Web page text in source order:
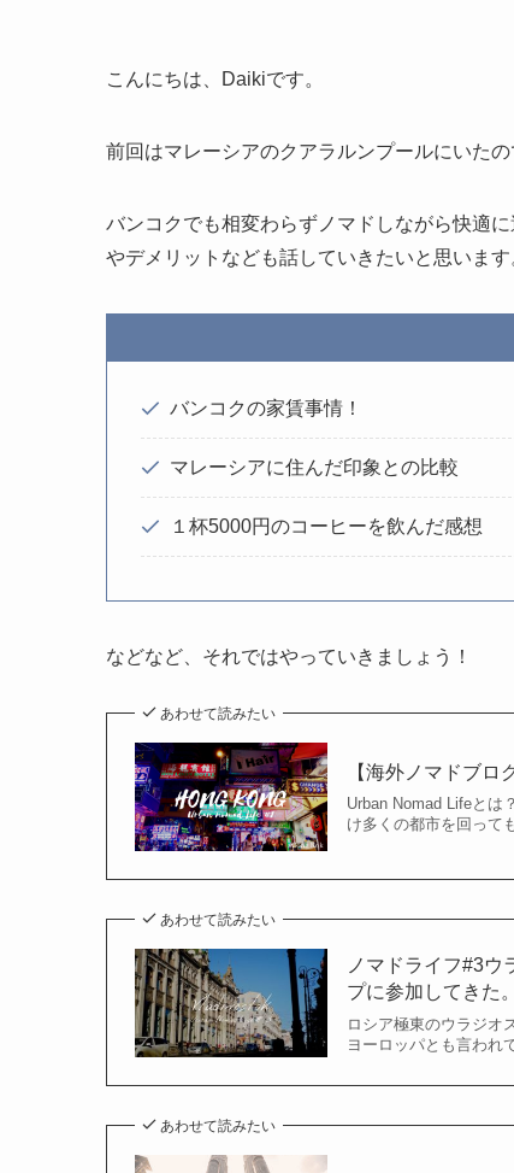
こんにちは、Daikiです。
前回はマレーシアのクアラルンプールにいた
バンコクでも相変わらずノマドしながら快適
やデメリットなども話していきたいと思います
バンコクの家賃事情！
マレーシアに住んだ印象との比較
１杯5000円のコーヒーを飲んだ感想
などなど、それではやっていきましょう！
あわせて読みたい
【海外ノマドブ
Urban Nomad Lifeとは
け多くの都市を回って
あわせて読みたい
ノマドライフ#3ウ
プに参加してきた。
ロシア極東のウラジオ
ヨーロッパとも言われ
あわせて読みたい